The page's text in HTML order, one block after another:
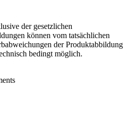
der gesetzlichen
können vom tatsächlichen
der Produktabbildung
bedingt möglich.